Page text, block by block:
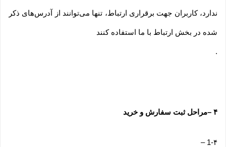
ندارد، کاربران جهت برقراری ارتباط، تنها می‏‌توانند از آدرس‌‏های ذکر
شده در بخش ارتباط با ما استفاده کنند
.
۴ –مراحل ثبت سفارش و خرید
1-۴ –